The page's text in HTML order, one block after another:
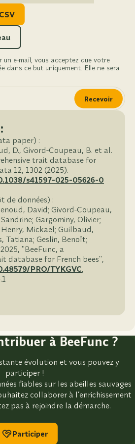
un e-mail, vous acceptez que votre
dans ce but uniquement. Elle ne sera
Recevoir
paper) :
D., Givord-Coupeau, B. et al.
trait database for
12, 1302 (2025).
s41597-025-05626-0
de données) :
David; Givord-Coupeau,
Gargominy, Olivier;
Mickaël; Guilbaud,
Tatiana; Geslin, Benoît;
"BeeFunc, a
database for French bees",
PRO/TYKGVC,
à BeeFunc ?
évolution et vous pouvez y
participer !
fiables sur les abeilles sauvages
collaborer à l’enrichissement
pas à rejoindre la démarche.
Participer